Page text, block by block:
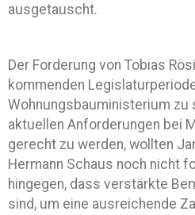
ausgetauscht.
Der Forderung von Tobias
kommenden
Wohnungsbauministerium zu
aktuellen Anforderungen bei
gerecht zu werden, wollten
Hermann Schaus noch nicht
hingegen, dass verstärkte
sind, um eine ausreichende